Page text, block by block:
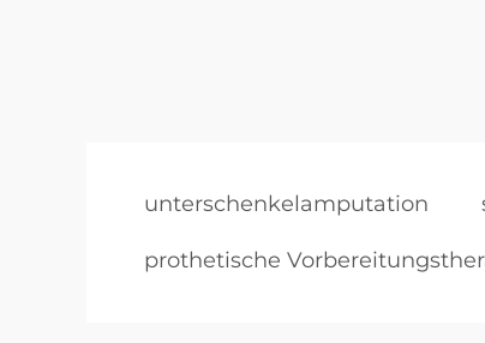
unterschenkelamputation
prothetische